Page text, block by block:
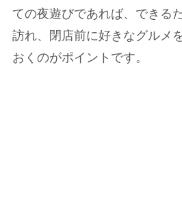
ての夜遊びであれば、できる
訪れ、閉店前に好きなグルメ
おくのがポイントです。